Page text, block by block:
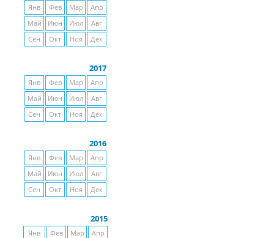
Янв Фев Мар
Апр
Май
Июн Июл
Авг
Сен
Окт Ноя Дек
2017
Янв Фев Мар
Апр
Май
Июн Июл
Авг
Сен
Окт Ноя Дек
2016
Янв Фев Мар
Апр
Май
Июн Июл
Авг
Сен
Окт Ноя Дек
2015
Янв Фев Мар
Апр